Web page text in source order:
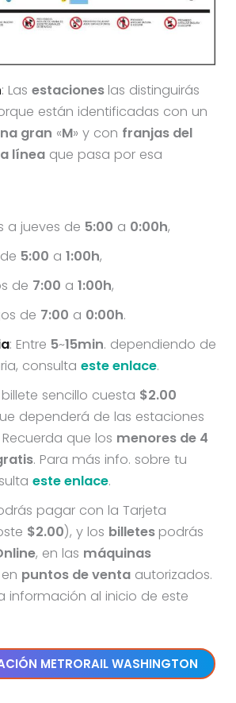
: Lasestaciones las distinguirás
están identificadas con un
gran «M» y con franjas del
líneaque pasa por esa
a jueves de 5:00 a 0:00h,
5:00 a1:00h,
de 7:00 a1:00h,
de 7:00 a 0:00h.
: Entre 5~15min. dependiendo de
consulta este enlace.
billete sencillo cuesta $2.00
dependerá de las estaciones
que los menores de 4
. Para más info. sobre tu
este enlace.
pagar con la Tarjeta
$2.00), y los billetes podrás
, en las máquinas
puntos de ventaautorizados.
información al inicio de este
METRORAIL WASHINGTON